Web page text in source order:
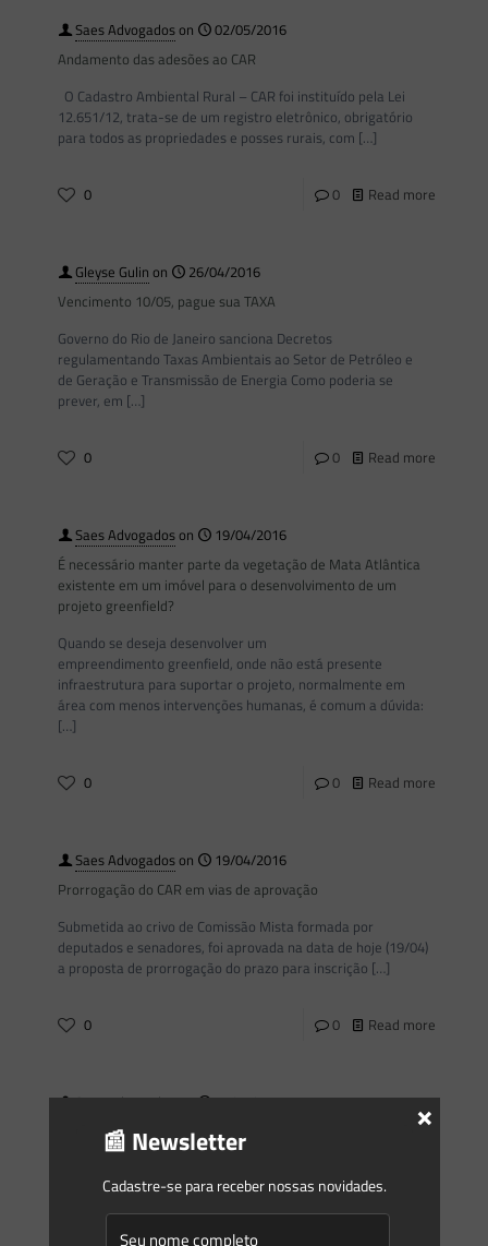
Saes Advogadoson
02/05/2016
Andamento das adesões ao CAR
O Cadastro Ambiental Rural – CAR foi instituído pela Lei
12.651/12, trata-se de um registro eletrônico, obrigatório
para todos as propriedades e posses rurais, com […]
0 0 Read more
Gleyse Gulin on
26/04/2016
Vencimento 10/05, pague sua TAXA
Governo do Rio de Janeiro sanciona Decretos
regulamentando Taxas Ambientais ao Setor de Petróleo e
de Geração e Transmissão de Energia Como poderia se
prever, em […]
0 0 Read more
Saes Advogadoson
19/04/2016
É necessário manter parte da vegetação de Mata Atlântica
existente em um imóvel para o desenvolvimento de um
projeto greenfield?
Quando se deseja desenvolver um
empreendimento greenfield, onde não está presente
infraestrutura para suportar o projeto, normalmente em
área com menos intervenções humanas, é comum a dúvida:
[…]
0 0 Read more
Saes Advogadoson
19/04/2016
Prorrogação do CAR em vias de aprovação
Submetida ao crivo de Comissão Mista formada por
deputados e senadores, foi aprovada na data de hoje (19/04)
a proposta de prorrogação do prazo para inscrição […]
0 0 Read more
Saes Advogadoson
06/04/2016
Você sabia?
em estudos ambientais em processos de licenciamento
passou a ser muito comum nos dias de hoje, chegando a
📰 Newsletter
Cadastre-se para receber nossas novidades.
×